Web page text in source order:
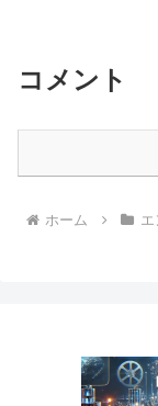
コメント
ホーム